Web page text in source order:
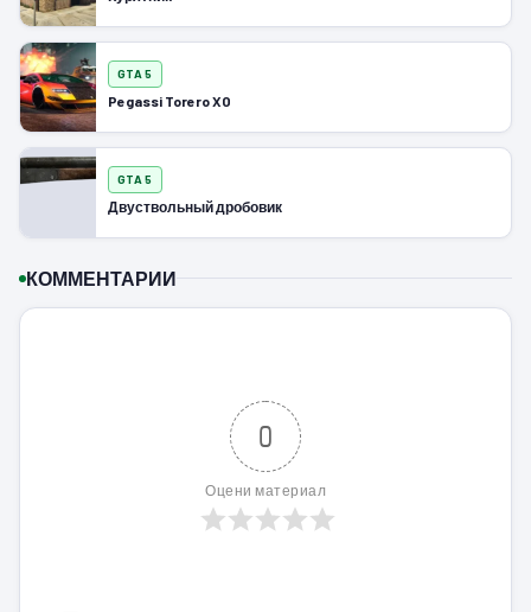
GTA 5
Pegassi Torero XO
GTA 5
Двуствольный дробовик
КОММЕНТАРИИ
0
Оцени материал